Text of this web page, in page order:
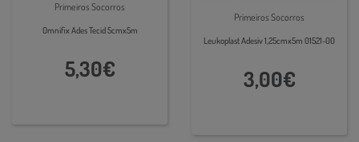
Primeiros Socorros
Omnifix Ades Tecid 5cmx5m
5,30€
Primeiros Socorros
Leukoplast Adesiv 1,25cmx5m 01521-00
3,00€